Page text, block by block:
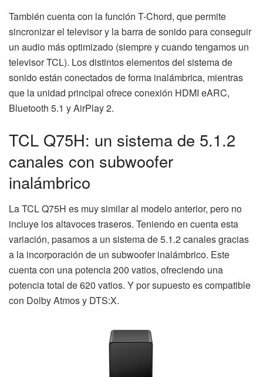
También cuenta con la función T-Chord, que permite
sincronizar el televisor y la barra de sonido para conseguir
un audio más optimizado (siempre y cuando tengamos un
televisor TCL). Los distintos elementos del sistema de
sonido están conectados de forma inalámbrica, mientras
que la unidad principal ofrece conexión HDMI eARC,
Bluetooth 5.1 y AirPlay 2.
TCL Q75H: un sistema de 5.1.2
canales con subwoofer
inalámbrico
La TCL Q75H es muy similar al modelo anterior, pero no
incluye los altavoces traseros. Teniendo en cuenta esta
variación, pasamos a un sistema de 5.1.2 canales gracias
a la incorporación de un subwoofer inalámbrico. Este
cuenta con una potencia 200 vatios, ofreciendo una
potencia total de 620 vatios. Y por supuesto es compatible
con Dolby Atmos y DTS:X.